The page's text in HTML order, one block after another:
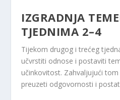
IZGRADNJA
TJEDNIMA 2–4
Tijekom drugog i trećeg
učvrstiti odnose i postaviti
učinkovitost. Zahvaljujući
preuzeti odgovornosti i